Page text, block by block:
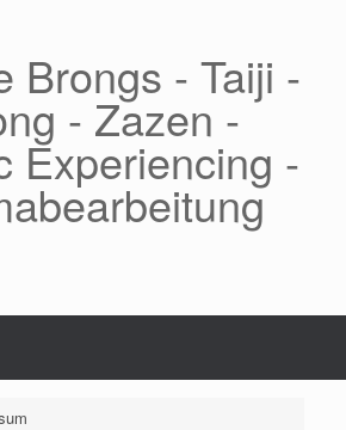
Brongs - Taiji -
- Zazen -
Experiencing -